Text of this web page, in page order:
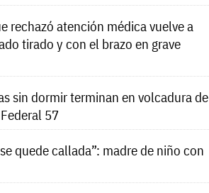
rechazó atención médica vuelve a
tirado y con el brazo en grave
sin dormir terminan en volcadura de
57
quede callada”: madre de niño con